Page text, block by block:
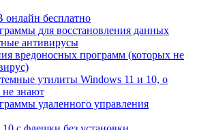
онлайн бесплатно
для восстановления данных
антивирусы
вредоносных программ (которых не
утилиты Windows 11 и 10, о
знают
удаленного управления